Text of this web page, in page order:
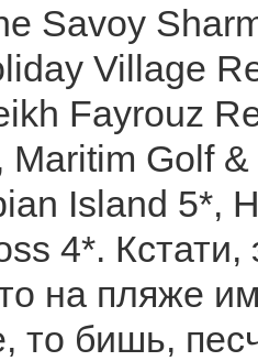
Savoy
Village
Fayrouz
Maritim Golf
Island 5*,
4*.
на пляже
то бишь,